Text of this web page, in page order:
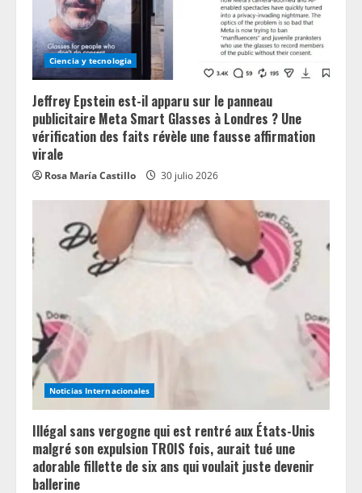
Ciencia y tecnologia
Jeffrey Epstein est-il apparu sur le panneau
publicitaire Meta Smart Glasses à Londres ? Une
vérification des faits révèle une fausse affirmation
virale
Rosa María Castillo 30 julio 2026
Noticias Internacionales
Illégal sans vergogne qui est rentré aux États-Unis
malgré son expulsion TROIS fois, aurait tué une
adorable fillette de six ans qui voulait juste devenir
ballerine